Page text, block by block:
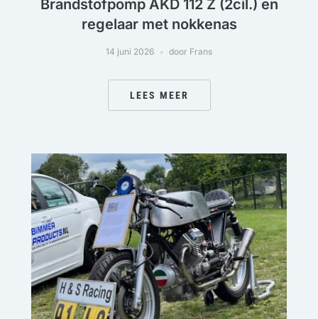
Brandstofpomp AKD 112 Z (2cil.) en
regelaar met nokkenas
14 juni 2026 door Frans
LEES MEER